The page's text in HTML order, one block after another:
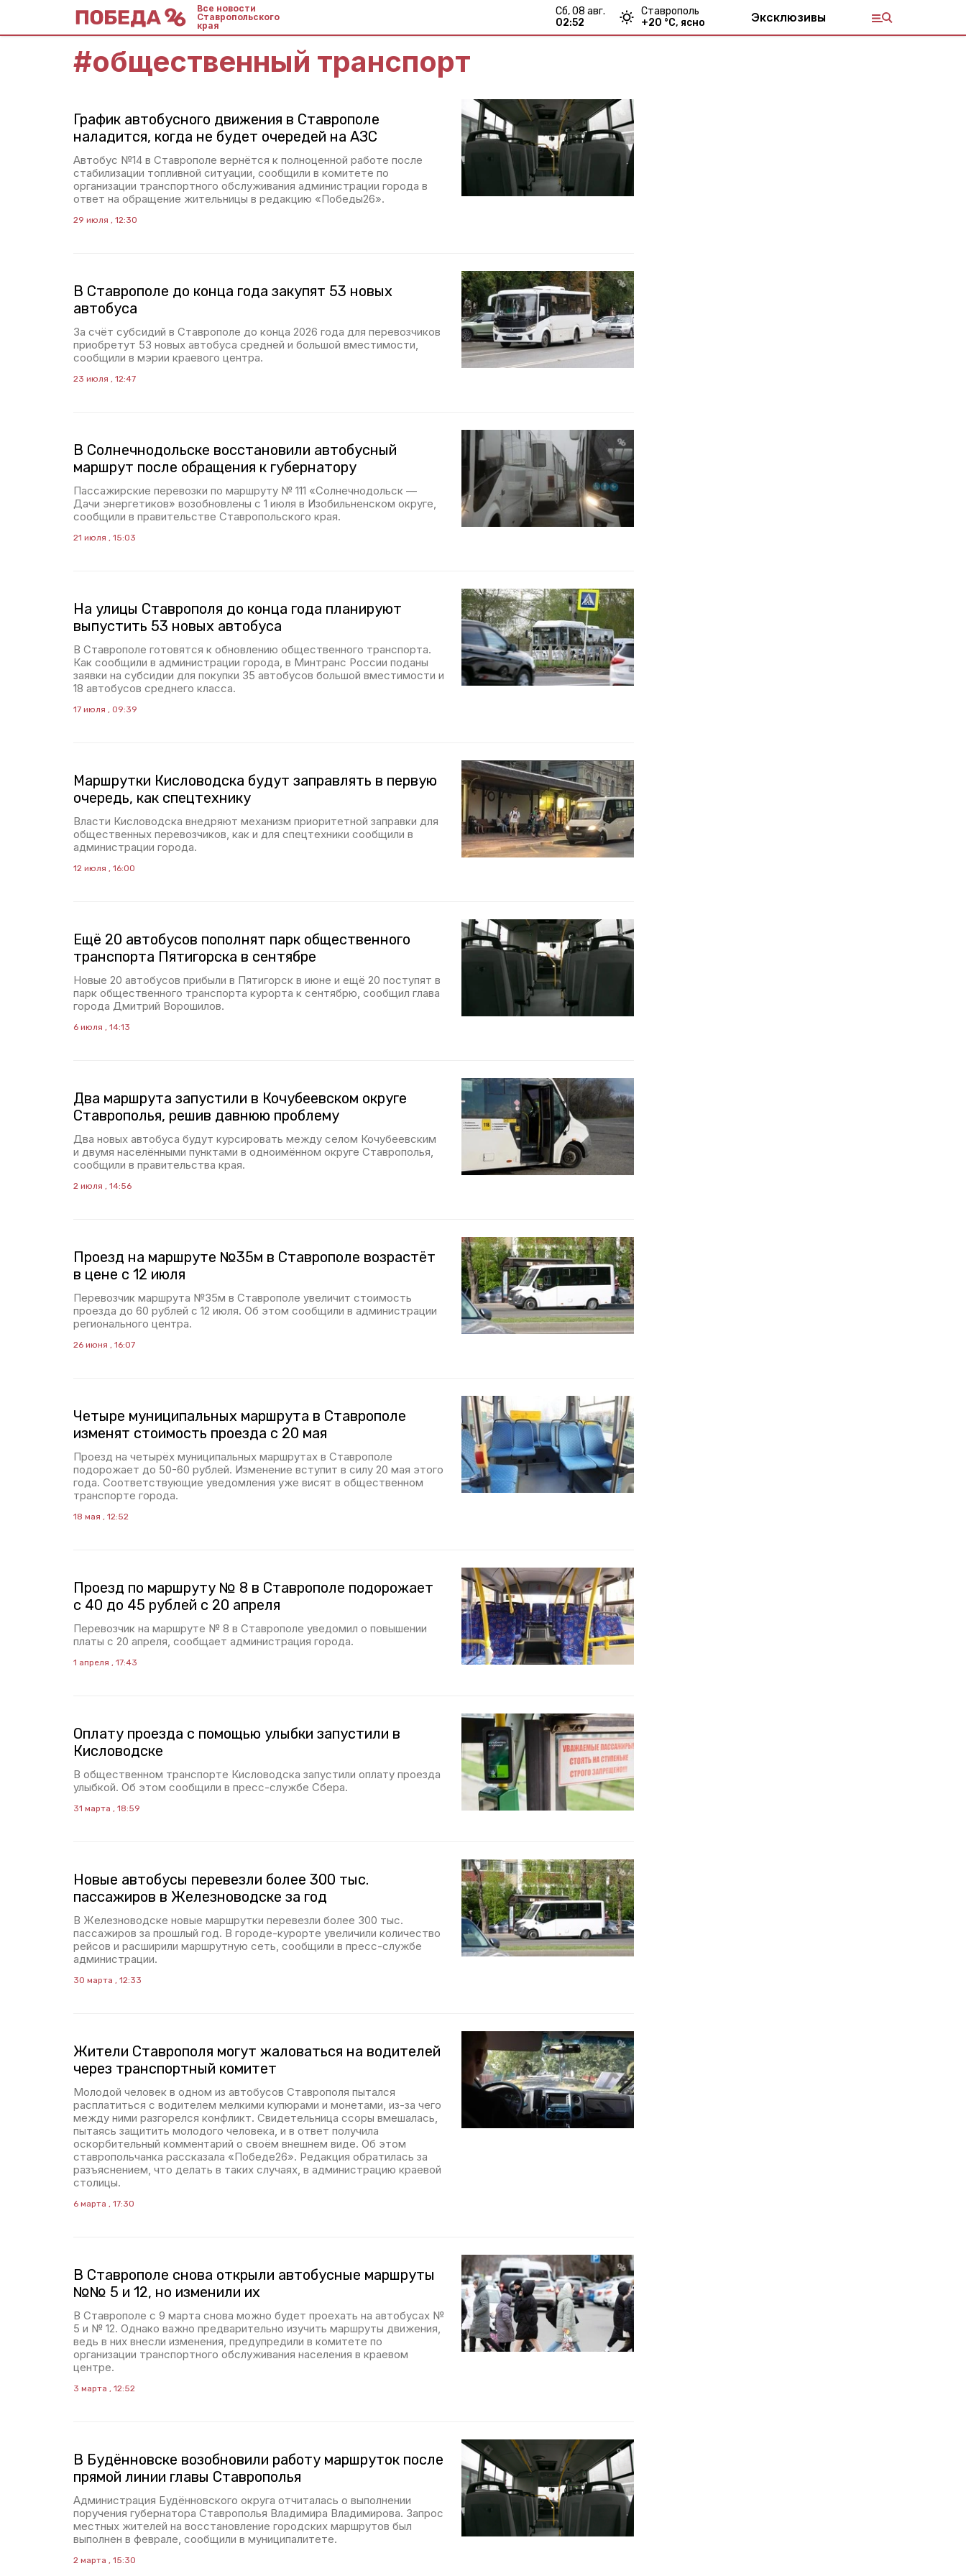
Все новости
Ставропольского
края
сб, 08 авг.
02:52
Ставрополь
+20 °С, ясно Эксклюзивы
#общественный транспорт
График автобусного движения в Ставрополе
наладится, когда не будет очередей на АЗС
Автобус №14 в Ставрополе вернётся к полноценной работе после
стабилизации топливной ситуации, сообщили в комитете по
организации транспортного обслуживания администрации города в
ответ на обращение жительницы в редакцию «Победы26».
29 июля , 12:30
В Ставрополе до конца года закупят 53 новых
автобуса
За счёт субсидий в Ставрополе до конца 2026 года для перевозчиков
приобретут 53 новых автобуса средней и большой вместимости,
сообщили в мэрии краевого центра.
23 июля , 12:47
В Солнечнодольске восстановили автобусный
маршрут после обращения к губернатору
Пассажирские перевозки по маршруту № 111 «Солнечнодольск —
Дачи энергетиков» возобновлены с 1 июля в Изобильненском округе,
сообщили в правительстве Ставропольского края.
21 июля , 15:03
На улицы Ставрополя до конца года планируют
выпустить 53 новых автобуса
В Ставрополе готовятся к обновлению общественного транспорта.
Как сообщили в администрации города, в Минтранс России поданы
заявки на субсидии для покупки 35 автобусов большой вместимости и
18 автобусов среднего класса.
17 июля , 09:39
Маршрутки Кисловодска будут заправлять в первую
очередь, как спецтехнику
Власти Кисловодска внедряют механизм приоритетной заправки для
общественных перевозчиков, как и для спецтехники сообщили в
администрации города.
12 июля , 16:00
Ещё 20 автобусов пополнят парк общественного
транспорта Пятигорска в сентябре
Новые 20 автобусов прибыли в Пятигорск в июне и ещё 20 поступят в
парк общественного транспорта курорта к сентябрю, сообщил глава
города Дмитрий Ворошилов.
6 июля , 14:13
Два маршрута запустили в Кочубеевском округе
Ставрополья, решив давнюю проблему
Два новых автобуса будут курсировать между селом Кочубеевским
и двумя населёнными пунктами в одноимённом округе Ставрополья,
сообщили в правительства края.
2 июля , 14:56
Проезд на маршруте №35м в Ставрополе возрастёт
в цене с 12 июля
Перевозчик маршрута №35м в Ставрополе увеличит стоимость
проезда до 60 рублей с 12 июля. Об этом сообщили в администрации
регионального центра.
26 июня , 16:07
Четыре муниципальных маршрута в Ставрополе
изменят стоимость проезда с 20 мая
Проезд на четырёх муниципальных маршрутах в Ставрополе
подорожает до 50-60 рублей. Изменение вступит в силу 20 мая этого
года. Соответствующие уведомления уже висят в общественном
транспорте города.
18 мая , 12:52
Проезд по маршруту № 8 в Ставрополе подорожает
с 40 до 45 рублей с 20 апреля
Перевозчик на маршруте № 8 в Ставрополе уведомил о повышении
платы с 20 апреля, сообщает администрация города.
1 апреля , 17:43
Оплату проезда с помощью улыбки запустили в
Кисловодске
В общественном транспорте Кисловодска запустили оплату проезда
улыбкой. Об этом сообщили в пресс-службе Сбера.
31 марта , 18:59
Новые автобусы перевезли более 300 тыс.
пассажиров в Железноводске за год
В Железноводске новые маршрутки перевезли более 300 тыс.
пассажиров за прошлый год. В городе-курорте увеличили количество
рейсов и расширили маршрутную сеть, сообщили в пресс-службе
администрации.
30 марта , 12:33
Жители Ставрополя могут жаловаться на водителей
через транспортный комитет
Молодой человек в одном из автобусов Ставрополя пытался
расплатиться с водителем мелкими купюрами и монетами, из-за чего
между ними разгорелся конфликт. Свидетельница ссоры вмешалась,
пытаясь защитить молодого человека, и в ответ получила
оскорбительный комментарий о своём внешнем виде. Об этом
ставропольчанка рассказала «Победе26». Редакция обратилась за
разъяснением, что делать в таких случаях, в администрацию краевой
столицы.
6 марта , 17:30
В Ставрополе снова открыли автобусные маршруты
№№ 5 и 12, но изменили их
В Ставрополе с 9 марта снова можно будет проехать на автобусах №
5 и № 12. Однако важно предварительно изучить маршруты движения,
ведь в них внесли изменения, предупредили в комитете по
организации транспортного обслуживания населения в краевом
центре.
3 марта , 12:52
В Будённовске возобновили работу маршруток после
прямой линии главы Ставрополья
Администрация Будённовского округа отчиталась о выполнении
поручения губернатора Ставрополья Владимира Владимирова. Запрос
местных жителей на восстановление городских маршрутов был
выполнен в феврале, сообщили в муниципалитете.
2 марта , 15:30